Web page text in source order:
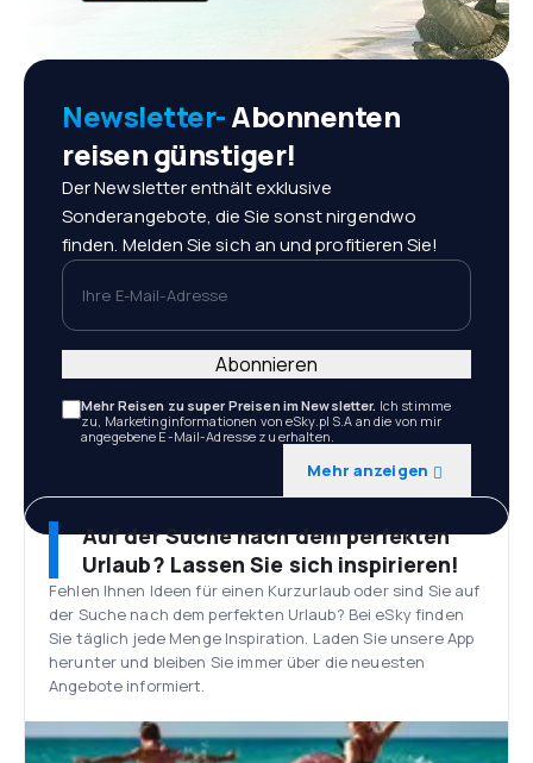
Newsletter-Abonnenten
reisen günstiger!
Der Newsletter enthält exklusive
Sonderangebote, die Sie sonst nirgendwo
finden. Melden Sie sich an und profitieren Sie!
Ihre E-Mail-Adresse
Mehr Reisen zu super Preisen im Newsletter. Ich stimme
zu, Marketinginformationen von eSky.pl S.A an die von mir
angegebene E-Mail-Adresse zu erhalten.
Mehr anzeigen
Abonnieren
Auf der Suche nach dem perfekten
Urlaub? Lassen Sie sich inspirieren!
Fehlen Ihnen Ideen für einen Kurzurlaub oder sind Sie auf
der Suche nach dem perfekten Urlaub? Bei eSky finden
Sie täglich jede Menge Inspiration. Laden Sie unsere App
herunter und bleiben Sie immer über die neuesten
Angebote informiert.